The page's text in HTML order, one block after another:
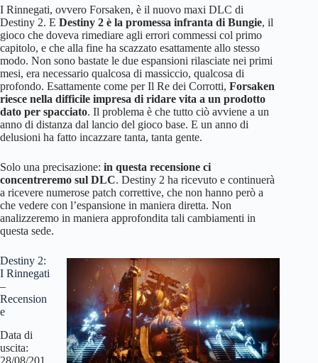
I Rinnegati, ovvero Forsaken, è il nuovo maxi DLC di
Destiny 2. E Destiny 2 è la promessa infranta di Bungie, il
gioco che doveva rimediare agli errori commessi col primo
capitolo, e che alla fine ha scazzato esattamente allo stesso
modo. Non sono bastate le due espansioni rilasciate nei primi
mesi, era necessario qualcosa di massiccio, qualcosa di
profondo. Esattamente come per Il Re dei Corrotti, Forsaken
riesce nella difficile impresa di ridare vita a un prodotto
dato per spacciato. Il problema è che tutto ciò avviene a un
anno di distanza dal lancio del gioco base. E un anno di
delusioni ha fatto incazzare tanta, tanta gente.
Solo una precisazione: in questa recensione ci
concentreremo sul DLC. Destiny 2 ha ricevuto e continuerà
a ricevere numerose patch correttive, che non hanno però a
che vedere con l’espansione in maniera diretta. Non
analizzeremo in maniera approfondita tali cambiamenti in
questa sede.
Destiny 2:
I Rinnegati
–
Recension
e
Data di
uscita:
28/08/201